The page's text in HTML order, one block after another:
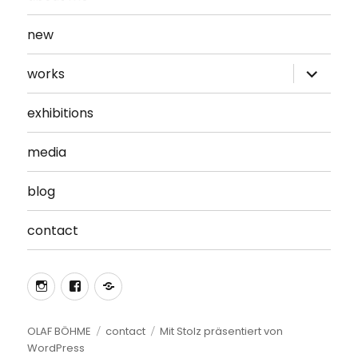
new
works
öffnen
exhibitions
media
blog
contact
Instagram
FacebookMitglied
Kunstverein
OLAF BÖHME contact
Mit Stolz präsentiert von
WordPress